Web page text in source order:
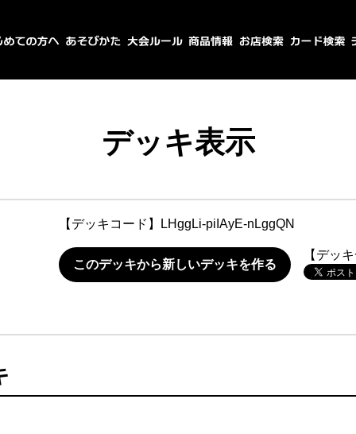
デッキ表示
【デッキコード】 LHggLi-piIAyE-nLggQN
このデッキから新しいデッキを作る
【デッ